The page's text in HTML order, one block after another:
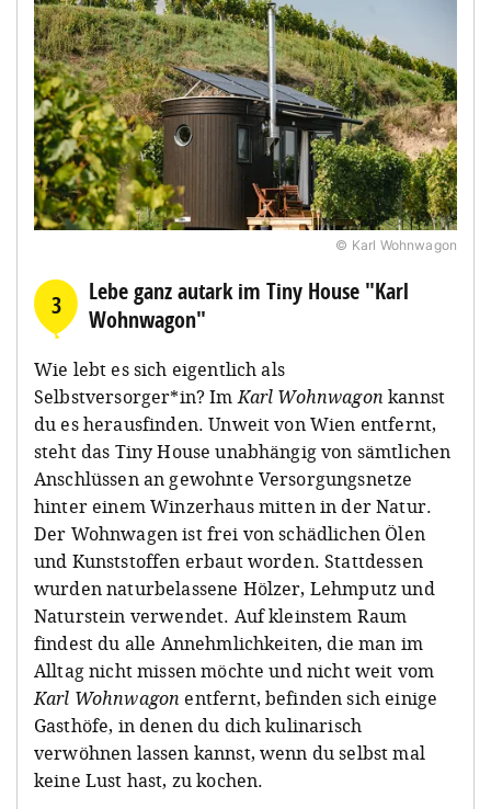
© Karl Wohnwagon
3
Lebe ganz autark im Tiny House "Karl
Wohnwagon"
Wie lebt es sich eigentlich als
Selbstversorger*in? ImKarl Wohnwagon kannst
du es herausfinden. Unweit von Wien entfernt,
steht das Tiny House unabhängig von sämtlichen
Anschlüssen an gewohnte Versorgungsnetze
hinter einem Winzerhaus mitten in der Natur.
Der Wohnwagen ist frei von schädlichen Ölen
und Kunststoffen erbaut worden. Stattdessen
wurden naturbelassene Hölzer, Lehmputz und
Naturstein verwendet. Auf kleinstem Raum
findest du alle Annehmlichkeiten, die man im
Alltag nicht missen möchte und nicht weit vom
Karl Wohnwagon entfernt, befinden sich einige
Gasthöfe, in denen du dich kulinarisch
verwöhnen lassen kannst, wenn du selbst mal
keine Lust hast, zu kochen.